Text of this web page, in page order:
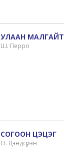
УЛААН МАЛГАЙТ
Ш. Перро
СОГООН ЦЭЦЭГ
О. Цэндсүрэн